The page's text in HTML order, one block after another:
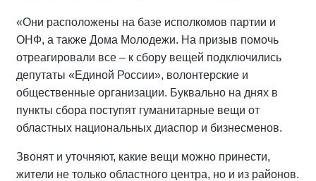
«Они расположены на базе исполкомов партии и
ОНФ, а также Дома Молодежи. На призыв помочь
отреагировали все – к сбору вещей подключились
депутаты «Единой России», волонтерские и
общественные организации. Буквально на днях в
пункты сбора поступят гуманитарные вещи от
областных национальных диаспор и бизнесменов.
Звонят и уточняют, какие вещи можно принести,
жители не только областного центра, но и из районов.